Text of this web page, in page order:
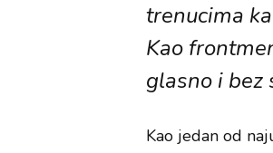
trenucima
Kao
glasno i bez
Kao jedan od